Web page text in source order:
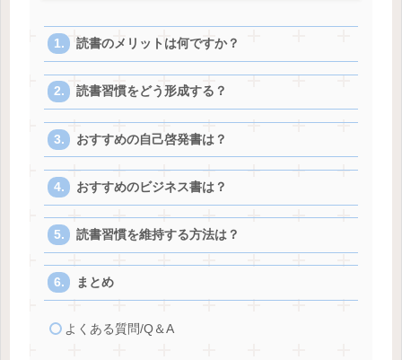
読書のメリットは何ですか？
読書習慣をどう形成する？
おすすめの自己啓発書は？
おすすめのビジネス書は？
読書習慣を維持する方法は？
まとめ
よくある質問/Q＆A